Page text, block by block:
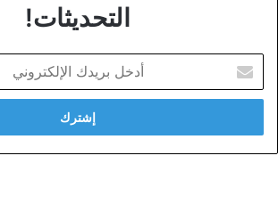
التحديثات!
بريدك
الإلكتروني